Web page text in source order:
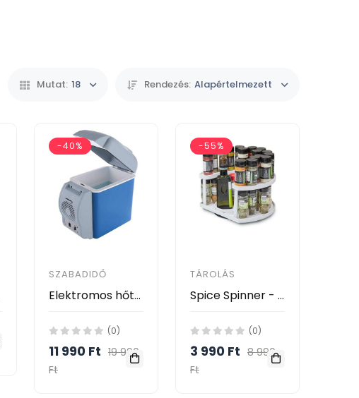
Mutat: 18 Rendezés: Alapértelmezett
-40%
SZABADIDŐ
Elektromos hőtartó láda, hidegen és melegen tartó funkcióval, 7,5 l-es
(0)
11 990 Ft 19 990
Ft
-55%
TÁROLÁS
Spice Spinner - Forgatható fűszertartó állvány, 40 db fűszernek
(0)
3 990 Ft 8 990
Ft